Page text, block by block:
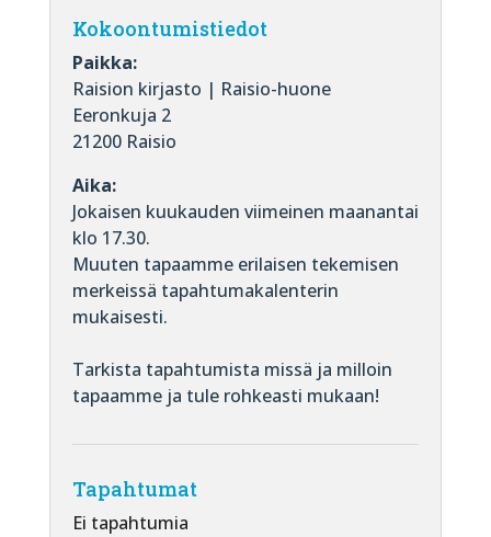
Kokoontumistiedot
Paikka:
Raision kirjasto | Raisio-huone
Eeronkuja 2
21200 Raisio
Aika:
Jokaisen kuukauden viimeinen maanantai
klo 17.30.
Muuten tapaamme erilaisen tekemisen
merkeissä tapahtumakalenterin
mukaisesti.
Tarkista tapahtumista missä ja milloin
tapaamme ja tule rohkeasti mukaan!
Tapahtumat
Ei tapahtumia